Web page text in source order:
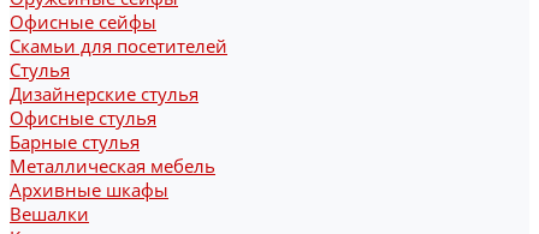
Офисные сейфы
Скамьи для посетителей
Стулья
Дизайнерские стулья
Офисные стулья
Барные стулья
Металлическая мебель
Архивные шкафы
Вешалки